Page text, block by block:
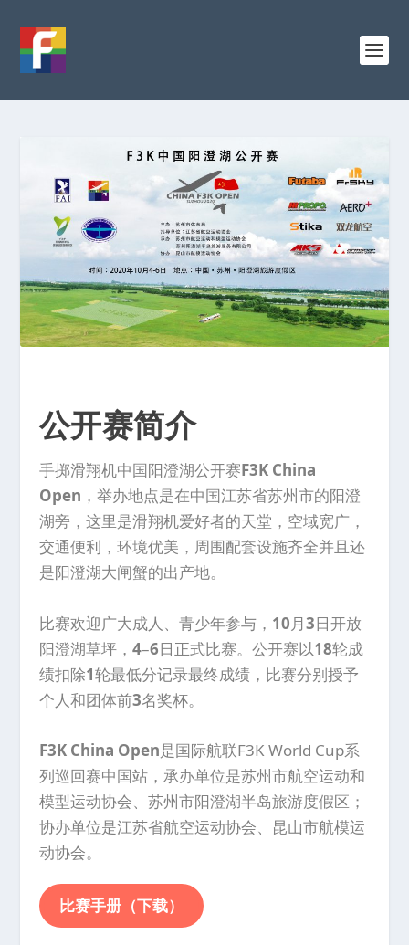
公开赛简介
手掷滑翔机中国阳澄湖公开赛F3K China
Open ，举办地点是在中国江苏省苏州市的阳澄
湖旁，这里是滑翔机爱好者的天堂，空域宽广，
交通便利，环境优美，周围配套设施齐全并且还
是阳澄湖大闸蟹的出产地。
比赛欢迎广大成人、青少年参与， 10月3日开放
阳澄湖草坪， 4–6日正式比赛。公开赛以18轮成
绩扣除1轮最低分记录最终成绩，比赛分别授予
个人和团体前3名奖杯。
F3K China Open是国际航联F3K World Cup系
列巡回赛中国站，承办单位是苏州市航空运动和
模型运动协会、苏州市阳澄湖半岛旅游度假区；
协办单位是江苏省航空运动协会、昆山市航模运
动协会。
比赛手册（下载）